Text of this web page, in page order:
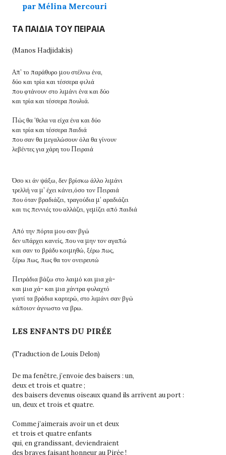
par Mélina Mercouri
ΤΑ ΠΑΙΔΙΑ ΤΟΥ ΠΕΙΡΑΙΑ
(Manos Hadjidakis)
Aπ’ το παράθυρο μου στέλνω ένα,
δύο και τρία και τέσσερα φιλιά
που φτάνουν στο λιμάνι ένα και δύο
και τρία και τέσσερα πουλιά.
Πώς θα ‘θελα να είχα ένα και δύο
και τρία και τέσσερα παιδιά
που σαν θα μεγαλώσουν όλα θα γίνουν
λεβέντες για χάρη του Πειραιά
Όσο κι άν ψάξω, δεν βρίσκω άλλο λιμάνι
τρελλή να μ’ έχει κάνει,όσο τον Πειραιά
που όταν βραδιάζει, τραγούδια μ’ αραδιάζει
και τις πεννιές του αλλάζει, γεμίζει από παιδιά
Από την πόρτα μου σαν βγώ
δεν υπάρχει κανείς, που να μην τον αγαπώ
και σαν το βράδυ κοιμηθώ, ξέρω πως,
ξέρω πως, πως θα τον ονειρευτώ
Πετράδια βάζω στο λαιμό και μια χά-
και μια χά- και μια χάντρα φυλαχτό
γιατί τα βράδια καρτερώ, στο λιμάνι σαν βγώ
κάποιον άγνωστο να βρω.
LES ENFANTS DU PIRÉE
(Traduction de Louis Delon)
De ma fenêtre, j’envoie des baisers : un,
deux et trois et quatre ;
des baisers devenus oiseaux quand ils arrivent au port :
un, deux et trois et quatre.
Comme j’aimerais avoir un et deux
et trois et quatre enfants
qui, en grandissant, deviendraient
des braves faisant honneur au Pirée !